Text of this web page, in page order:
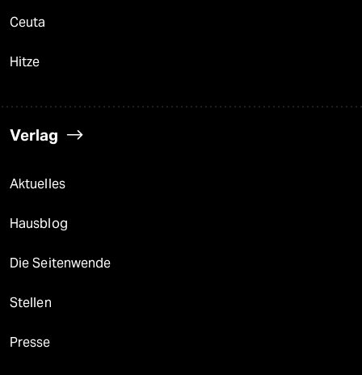
Ceuta
Hitze
Verlag
Aktuelles
Hausblog
Die Seitenwende
Stellen
Presse